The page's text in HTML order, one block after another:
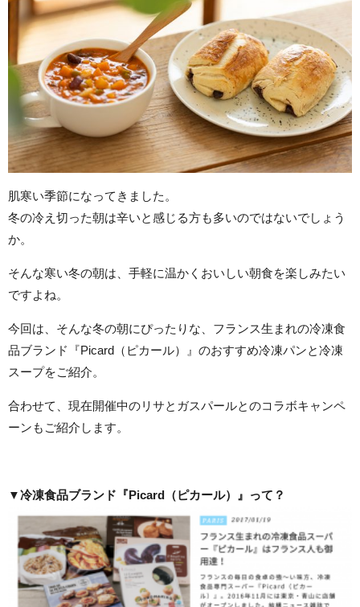
肌寒い季節になってきました。
冬の冷え切った朝は辛いと感じる方も多いのではないでしょう
か。
そんな寒い冬の朝は、手軽に温かくおいしい朝食を楽しみたい
ですよね。
今回は、そんな冬の朝にぴったりな、フランス生まれの冷凍食
品ブランド『Picard（ピカール）』のおすすめ冷凍パンと冷凍
スープをご紹介。
合わせて、現在開催中のリサとガスパールとのコラボキャンペ
ーンもご紹介します。
▼冷凍食品ブランド『Picard（ピカール）』って？